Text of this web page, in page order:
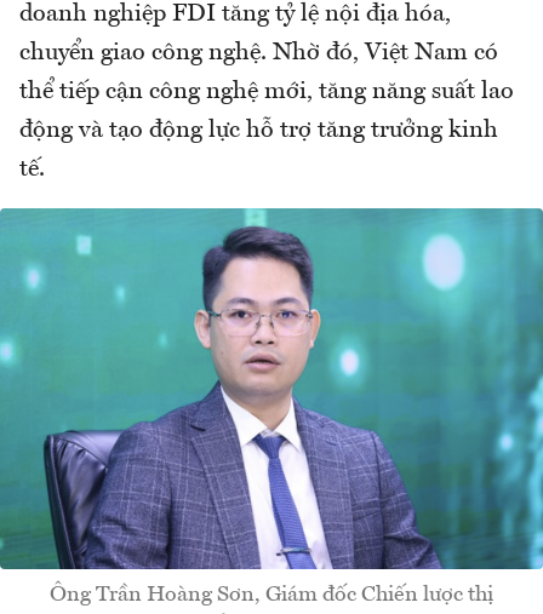
doanh nghiệp FDI tăng tỷ lệ nội địa hóa,
chuyển giao công nghệ. Nhờ đó, Việt Nam có
thể tiếp cận công nghệ mới, tăng năng suất lao
động và tạo động lực hỗ trợ tăng trưởng kinh
tế.
Ông Trần Hoàng Sơn, Giám đốc Chiến lược thị